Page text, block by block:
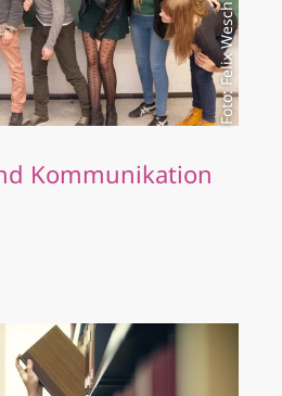
Foto: Felix Wesch
Kommunikation